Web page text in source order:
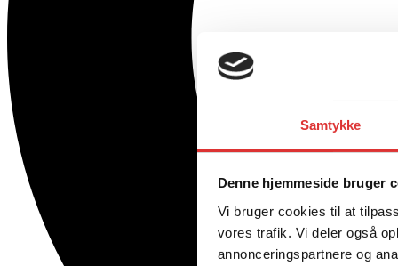
Samtykke
Denne hjemmeside bruger
Vi bruger cookies til at
vores trafik. Vi deler også
annonceringspartnere og